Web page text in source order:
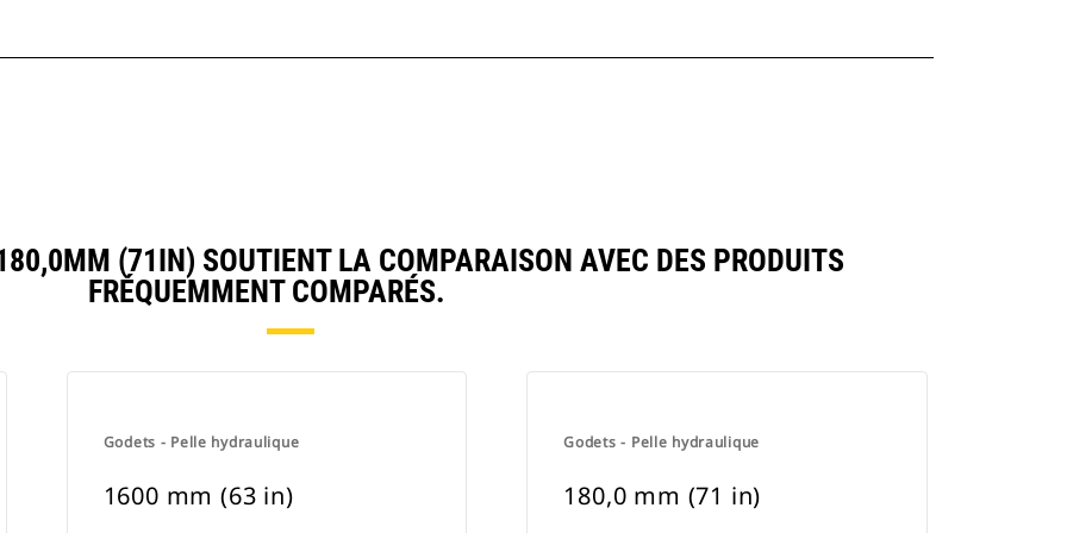
(71IN) SOUTIENT LA COMPARAISON AVEC DES PRODUITS
FRÉQUEMMENT COMPARÉS.
Godets - Pelle hydraulique
1600 mm (63 in)
Godets - Pelle hydraulique
180,0 mm (71 in)